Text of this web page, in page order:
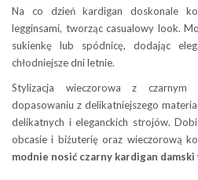
Na co dzień kardigan doskonale
legginsami, tworząc casualowy look.
sukienkę lub spódnicę, dodając
chłodniejsze dni letnie.
Stylizacja wieczorowa z
dopasowaniu z delikatniejszego
delikatnych i eleganckich strojów.
obcasie i biżuterię oraz wieczorową
modnie nosić czarny kardigan damski